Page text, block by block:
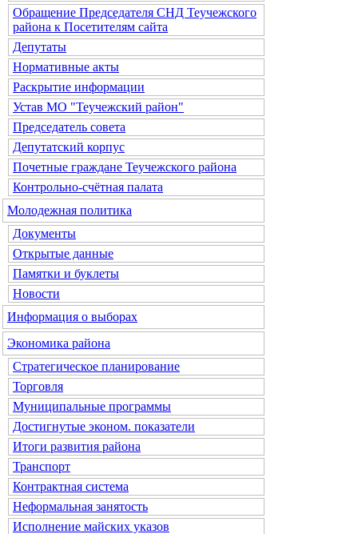
Обращение Председателя СНД Теучежского
района к Посетителям сайта
Депутаты
Нормативные акты
Раскрытие информации
Устав МО "Теучежский район"
Председатель совета
Депутатский корпус
Почетные граждане Теучежского района
Контрольно-счётная палата
Молодежная политика
Документы
Открытые данные
Памятки и буклеты
Новости
Информация о выборах
Экономика района
Стратегическое планирование
Торговля
Муниципальные программы
Достигнутые эконом. показатели
Итоги развития района
Транспорт
Контрактная система
Неформальная занятость
Исполнение майских указов